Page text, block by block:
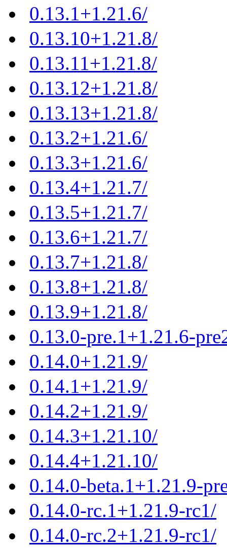
0.13.1+1.21.6/
0.13.10+1.21.8/
0.13.11+1.21.8/
0.13.12+1.21.8/
0.13.13+1.21.8/
0.13.2+1.21.6/
0.13.3+1.21.6/
0.13.4+1.21.7/
0.13.5+1.21.7/
0.13.6+1.21.7/
0.13.7+1.21.8/
0.13.8+1.21.8/
0.13.9+1.21.8/
0.13.0-pre.1+1.21.6-
0.14.0+1.21.9/
0.14.1+1.21.9/
0.14.2+1.21.9/
0.14.3+1.21.10/
0.14.4+1.21.10/
0.14.0-beta.1+1.21.9-
0.14.0-rc.1+1.21.9-rc1/
0.14.0-rc.2+1.21.9-rc1/